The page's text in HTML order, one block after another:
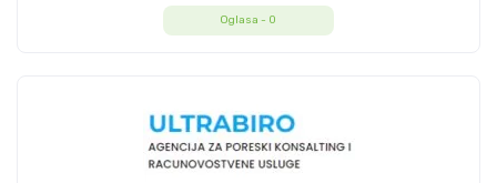
Oglasa - 0